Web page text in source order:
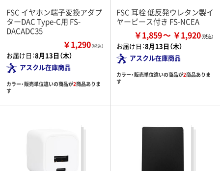
FSC イヤホン端子変換アダプ
ターDAC Type-C用 FS-
DACADC35
￥1,290（税込）
お届け日：8月13日（木）
アスクル在庫商品
カラー・販売単位違いの商品が2商品ありま
す
FSC 耳栓 低反発ウレタン製イ
ヤーピース付き FS-NCEA
￥1,859 ￥1,920
お届け日：8月13日（木）
アスクル在庫商品
カラー・販売単位違いの商品が2商品ありま
す